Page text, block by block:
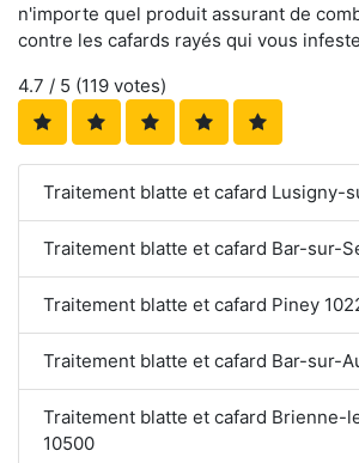
n'importe quel produit assurant de
contre les cafards rayés qui vous
4.7 / 5 (119 votes)
Traitement blatte et cafard Lusigny-
Traitement blatte et cafard Bar-sur-
Traitement blatte et cafard Piney
Traitement blatte et cafard Bar-sur-
Traitement blatte et cafard Brienne-
10500